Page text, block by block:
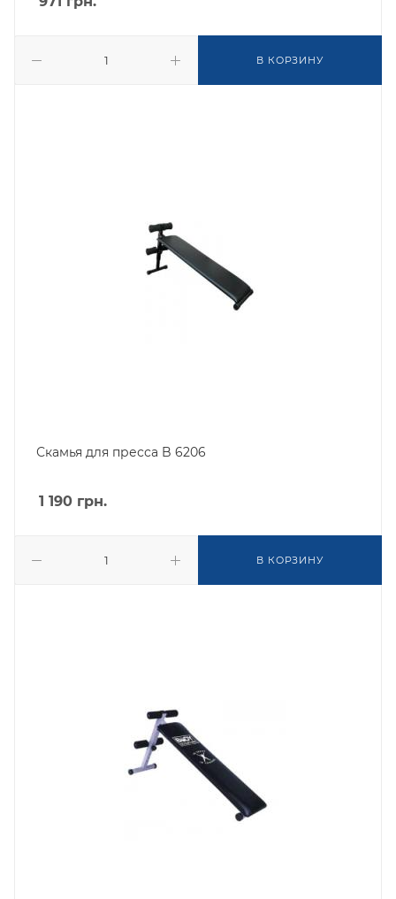
В КОРЗИНУ
Скамья для пресса B 6206
1 190 грн.
В КОРЗИНУ